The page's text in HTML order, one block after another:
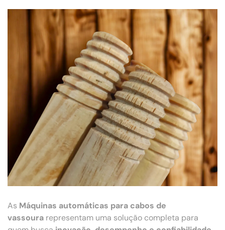
As Máquinas automáticas para cabos de
vassoura representam uma solução completa para